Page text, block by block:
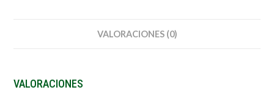
VALORACIONES (0)
VALORACIONES